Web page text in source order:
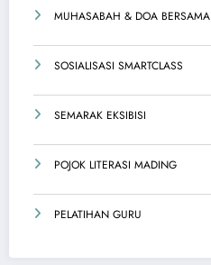
MUHASABAH & DOA BERSAMA
SOSIALISASI SMARTCLASS
SEMARAK EKSIBISI
POJOK LITERASI MADING
PELATIHAN GURU